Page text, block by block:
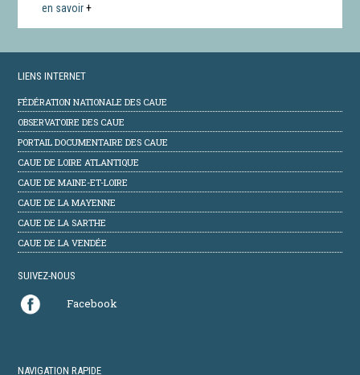
en savoir+
LIENS INTERNET
FÉDÉRATION NATIONALE DES CAUE
OBSERVATOIRE DES CAUE
PORTAIL DOCUMENTAIRE DES CAUE
CAUE DE LOIRE ATLANTIQUE
CAUE DE MAINE-ET-LOIRE
CAUE DE LA MAYENNE
CAUE DE LA SARTHE
CAUE DE LA VENDÉE
SUIVEZ-NOUS
Facebook
NAVIGATION RAPIDE